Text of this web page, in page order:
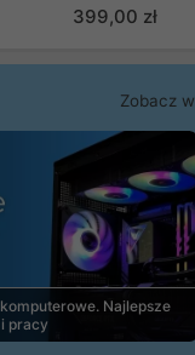
399,00 zł
Zobacz
Najlepsze
pracy